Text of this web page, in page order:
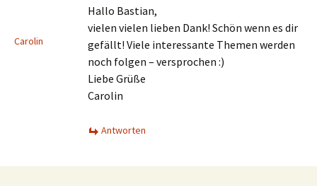
Carolin
Hallo Bastian,
vielen vielen lieben Dank! Schön wenn es dir
gefällt! Viele interessante Themen werden
noch folgen – versprochen :)
Liebe Grüße
Carolin
Antworten